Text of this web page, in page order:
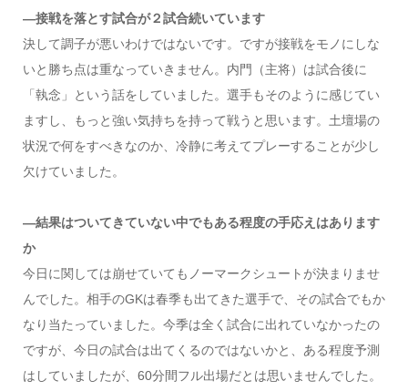
—接戦を落とす試合が２試合続いています
決して調子が悪いわけではないです。ですが接戦をモノにしな
いと勝ち点は重なっていきません。内門（主将）は試合後に
「執念」という話をしていました。選手もそのように感じてい
ますし、もっと強い気持ちを持って戦うと思います。土壇場の
状況で何をすべきなのか、冷静に考えてプレーすることが少し
欠けていました。
—結果はついてきていない中でもある程度の手応えはあります
か
今日に関しては崩せていてもノーマークシュートが決まりませ
んでした。相手のGKは春季も出てきた選手で、その試合でもか
なり当たっていました。今季は全く試合に出れていなかったの
ですが、今日の試合は出てくるのではないかと、ある程度予測
はしていましたが、60分間フル出場だとは思いませんでした。